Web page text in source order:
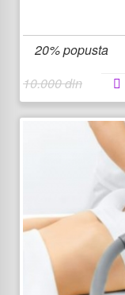
20% popusta
10.000 din